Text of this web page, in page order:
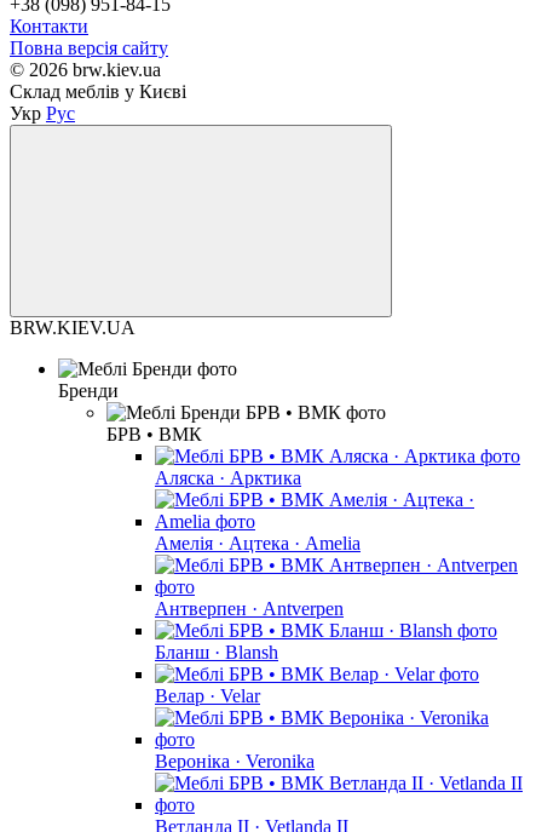
Контакти
Повна версія сайту
© 2026 brw.kiev.ua
Склад меблів у Києві
Укр Рус
BRW.KIEV.UA
Бренди
БРВ • ВМК
Аляска · Арктика
Амелія · Ацтека · Amelia
Антверпен · Antverpen
Бланш · Blansh
Велар · Velar
Вероніка · Veronika
Ветланда II · Vetlanda II